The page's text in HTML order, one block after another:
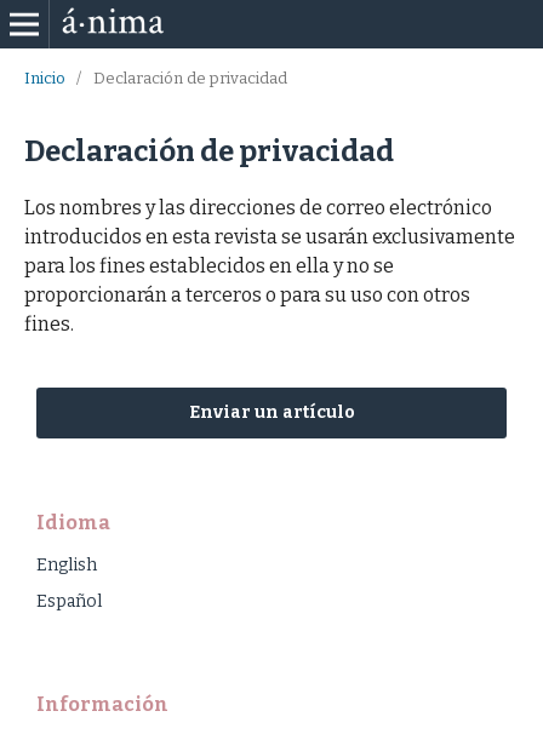
Inicio / Declaración de privacidad
Declaración de privacidad
Los nombres y las direcciones de correo electrónico
introducidos en esta revista se usarán exclusivamente
para los fines establecidos en ella y no se
proporcionarán a terceros o para su uso con otros
fines.
Enviar un artículo
Idioma
English
Español
Información